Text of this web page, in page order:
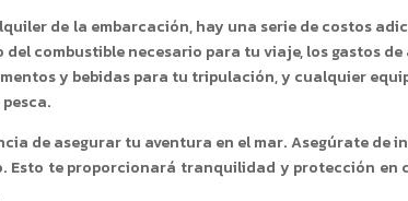
de la embarcación, hay una serie de costos
combustible necesario para tu viaje, los gastos
y bebidas para tu tripulación, y cualquier
de asegurar tu aventura en el mar. Asegúrate de
Esto te proporcionará tranquilidad y protección en